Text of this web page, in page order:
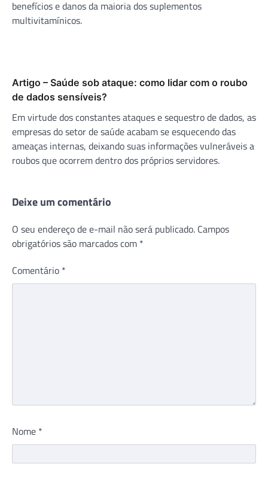
benefícios e danos da maioria dos suplementos
multivitamínicos.
Artigo – Saúde sob ataque: como lidar com o roubo
de dados sensíveis?
Em virtude dos constantes ataques e sequestro de dados, as
empresas do setor de saúde acabam se esquecendo das
ameaças internas, deixando suas informações vulneráveis a
roubos que ocorrem dentro dos próprios servidores.
Deixe um comentário
O seu endereço de e-mail não será publicado. Campos
obrigatórios são marcados com *
Comentário *
Nome *